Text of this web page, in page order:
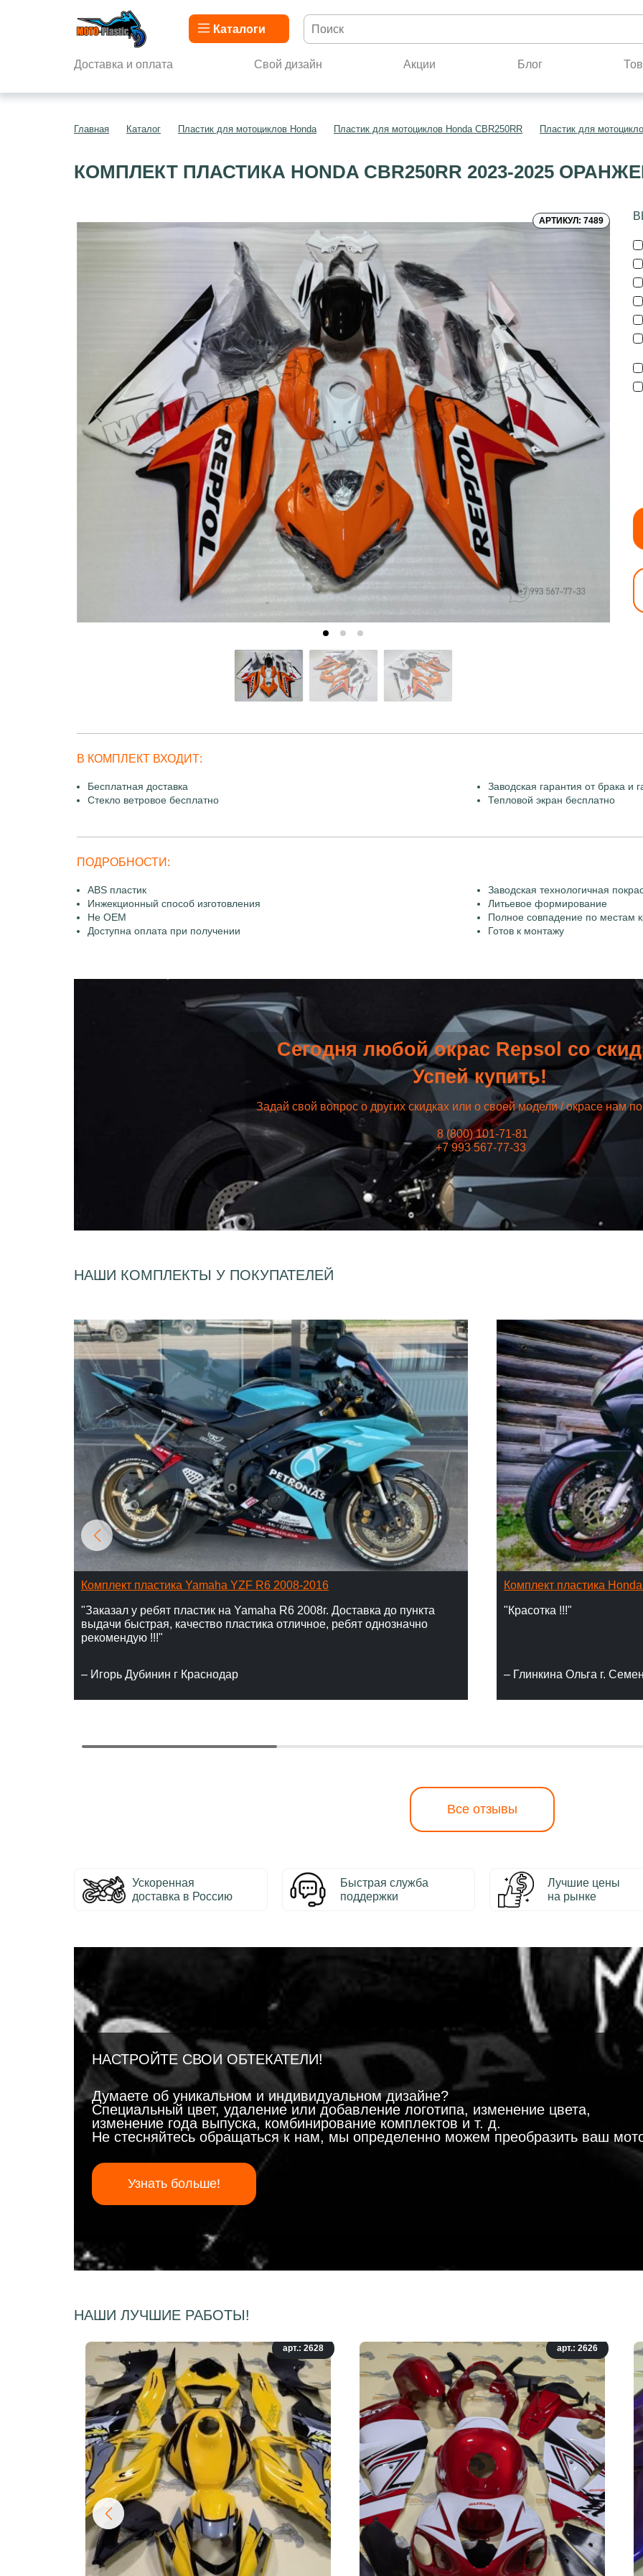
Каталоги
Доставка и оплата Свой дизайн Акции Блог
Главная Каталог Пластик для мотоциклов Honda Пластик для мотоциклов Honda CBR250RR Пластик для
КОМПЛЕКТ ПЛАСТИКА HONDA CBR250RR 2023-2025
АРТИКУЛ: 7489
В КОМПЛЕКТ ВХОДИТ:
Бесплатная доставка
Заводская гарантия от брака и
Стекло ветровое бесплатно
Тепловой экран бесплатно
ПОДРОБНОСТИ:
ABS пластик
Заводская технологичная
Инжекционный способ изготовления
Литьевое формирование
Не OEM
Полное совпадение по местам
Доступна оплата при получении
Готов к монтажу
Сегодня любой окрас Repsol со
Успей купить!
Задай свой вопрос о других скидках или о своей модели / окрасе нам
8 (800) 101-71-81
+7 993 567-77-33
НАШИ КОМПЛЕКТЫ У ПОКУПАТЕЛЕЙ
Комплект пластика Yamaha YZF R6 2008-2016
"Заказал у ребят пластик на Yamaha R6 2008г. Доставка до пункта
выдачи быстрая, качество пластика отличное, ребят однозначно
рекомендую !!!"
– Игорь Дубинин г Краснодар
Комплект пластика
"Красотка !!!"
– Глинкина Ольга г.
Все отзывы
Ускоренная
доставка в Россию
Быстрая служба
поддержки
Лучшие цены
на рынке
НАСТРОЙТЕ СВОИ ОБТЕКАТЕЛИ!
Думаете об уникальном и индивидуальном дизайне?
Специальный цвет, удаление или добавление логотипа, изменение цвета,
изменение года выпуска, комбинирование комплектов и т. д.
Не стесняйтесь обращаться к нам, мы определенно можем преобразить ваш
Узнать больше!
НАШИ ЛУЧШИЕ РАБОТЫ!
арт.: 2628 арт.: 2626